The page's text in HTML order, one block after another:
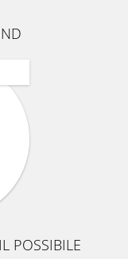
POSSIBILE